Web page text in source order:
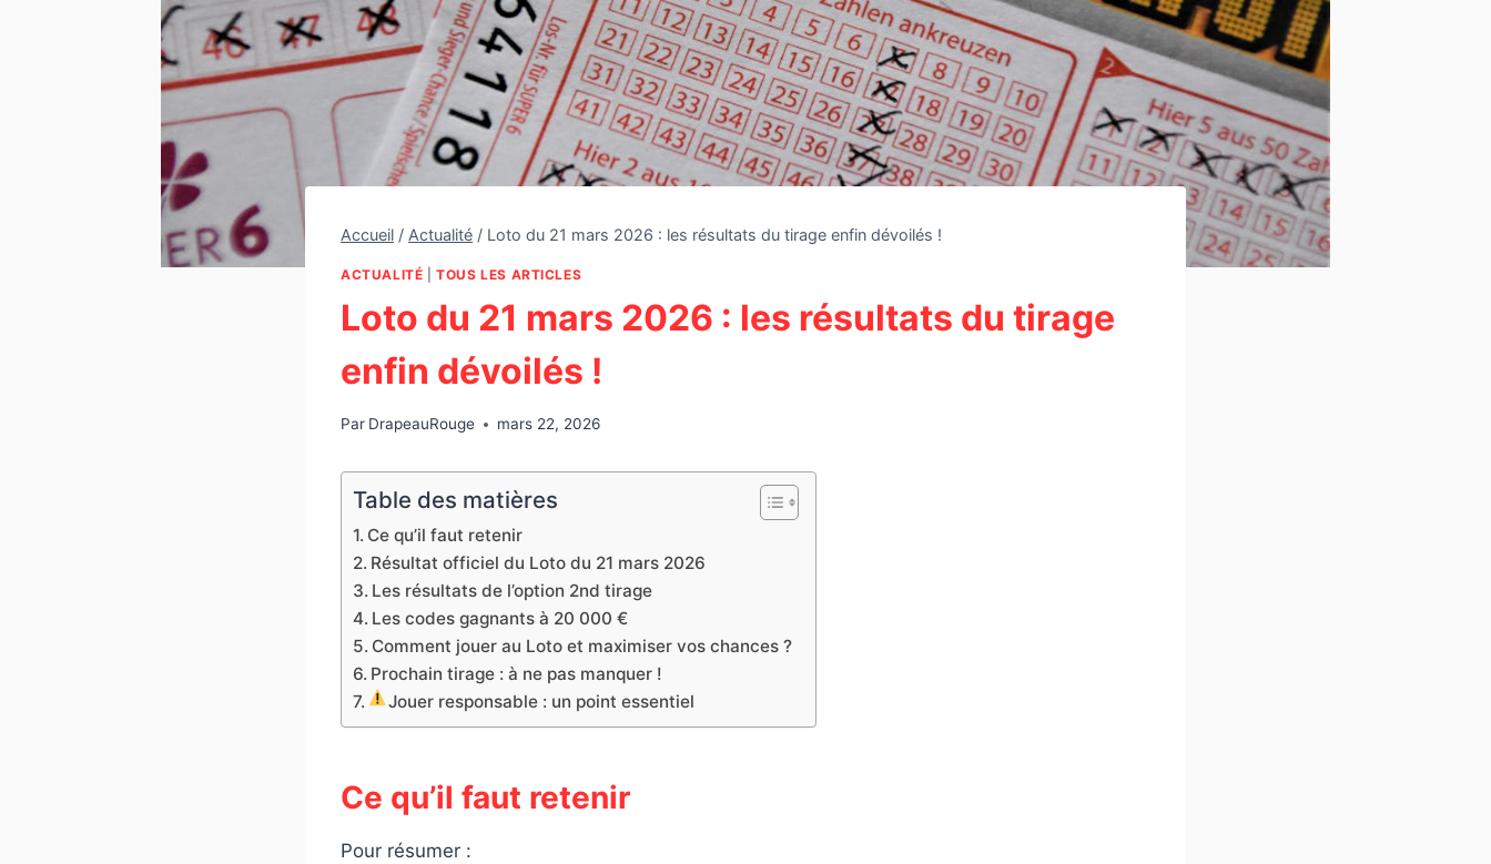
Accueil / Actualité / Loto du 21 mars 2026 : les résultats du tirage enfin dévoilés !
ACTUALITÉ |TOUS LES ARTICLES
Loto du 21 mars 2026 : les résultats du tirage
enfin dévoilés !
Par DrapeauRouge mars 22, 2026
Table des matières
Ce qu’il faut retenir
Résultat officiel du Loto du 21 mars 2026
Les résultats de l’option 2nd tirage
Les codes gagnants à 20 000 €
Comment jouer au Loto et maximiser vos chances ?
Prochain tirage : à ne pas manquer !
Jouer responsable : un point essentiel
Ce qu’il faut retenir
Pour résumer :